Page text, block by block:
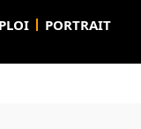
PORTRAIT